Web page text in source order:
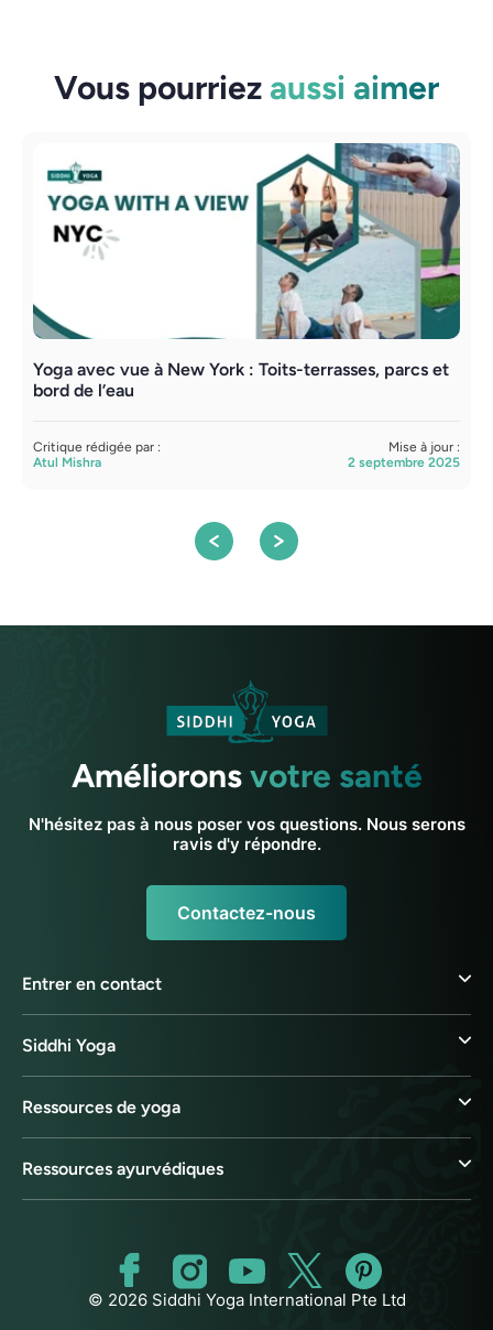
Vous pourriez aussi aimer
Yoga avec vue à New York : Toits-terrasses, parcs et
bord de l’eau
Critique rédigée par :
Atul Mishra
Mise à jour :
2 septembre 2025
Amélioronsvotre santé
N'hésitez pas à nous poser vos questions. Nous serons
ravis d'y répondre.
Contactez-nous
Entrer en contact
Siddhi Yoga
Ressources de yoga
Ressources ayurvédiques
© 2026 Siddhi Yoga International Pte Ltd